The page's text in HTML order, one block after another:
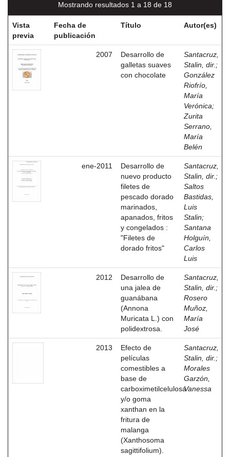
Mostrando resultados 1 a 18 de 18
Vista
previa
Fecha de
publicación
Título Autor(es)
2007
Desarrollo de
galletas suaves
con chocolate
Santacruz,
Stalin, dir. ;
González
Riofrío,
María
Verónica;
Zurita
Serrano,
María
Belén
ene-2011
Desarrollo de
nuevo producto
filetes de
pescado dorado
marinados,
apanados, fritos
y congelados :
"Filetes de
dorado fritos"
Santacruz,
Stalin, dir. ;
Saltos
Bastidas,
Luis
Stalin;
Santana
Holguín,
Carlos
Luis
2012
Desarrollo de
una jalea de
guanábana
(Annona
Muricata L.) con
polidextrosa.
Santacruz,
Stalin, dir. ;
Rosero
Muñoz,
María
José
2013
Efecto de
películas
comestibles a
base de
carboximetilcelulosa
y/o goma
xanthan en la
fritura de
malanga
(Xanthosoma
sagittifolium).
Santacruz,
Stalin, dir. ;
Morales
Garzón,
Vanessa